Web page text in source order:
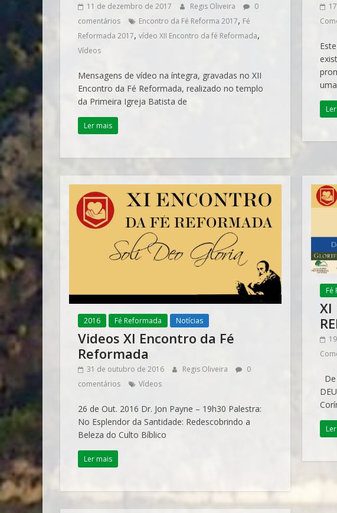
11 de dezembro de 2017 Regis Oliveira
0
comentários
Encontro da Fé Reforma 2017, Fé
Reformada 2017, vídeo XII Encontro da fé Reformada,
Vídeos
Mensagens de vídeo na íntegra, gravadas no XII
Encontro da Fé Reformada, realizado no templo
da Primeira Igreja Batista de
Ler mais
2016 Fé Reformada Notícias
Videos XI Encontro da Fé
Reformada
31 de outubro de 2016 Regis Oliveira
0
comentários
Vídeos
26 de Out. 2016 Dr. Jon Payne – 19h30 Palestra:
No Esplendor da Santidade: Redescobrindo a
Beleza do Culto Bíblico
Ler mais
Fé
XI